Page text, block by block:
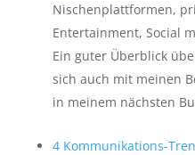
Nischenplattformen,
Entertainment, Social
Ein guter Überblick
sich auch mit meinen
in meinem nächsten
4 Kommunikations-